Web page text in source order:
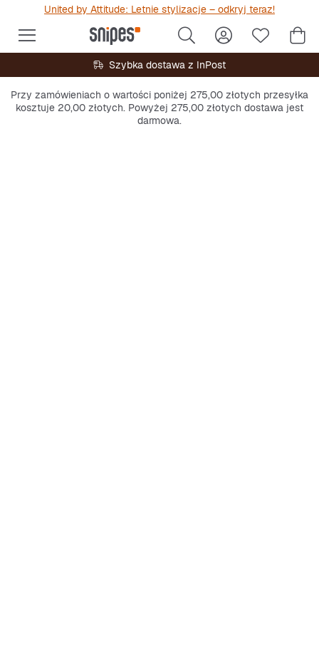
United by Attitude: Letnie stylizacje – odkryj teraz!
Szybka dostawa z InPost
Przy zamówieniach o wartości poniżej 275,00 złotych przesyłka
kosztuje 20,00 złotych. Powyżej 275,00 złotych dostawa jest
darmowa.